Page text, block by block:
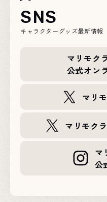
SNS
キャラクターグッズ最新情報
マリモク
公式オン
マリ
マリモク
マ
公